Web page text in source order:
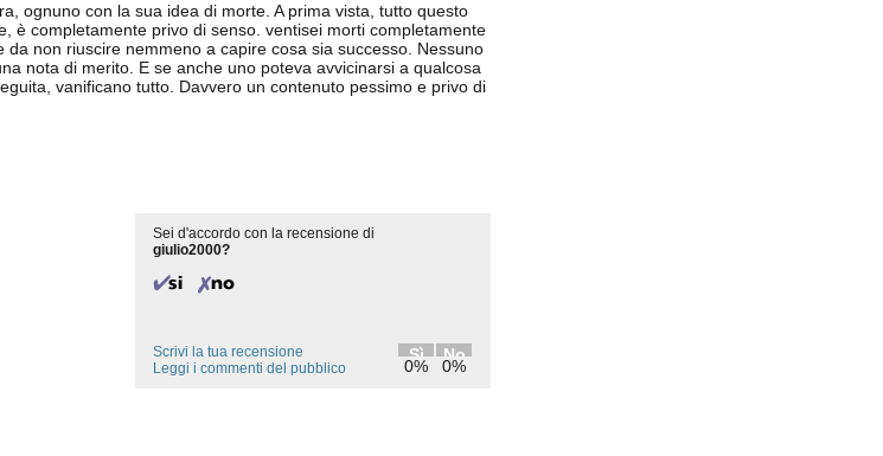
ognuno con la sua idea di morte. A prima vista, tutto questo
è completamente privo di senso. ventisei morti completamente
non riuscire nemmeno a capire cosa sia successo. Nessuno
nota di merito. E se anche uno poteva avvicinarsi a qualcosa
vanificano tutto. Davvero un contenuto pessimo e privo di
Sei d'accordo con la recensione di
giulio2000?
Sì
0%
No
0%
Scrivi la tua recensione
Leggi i commenti del pubblico